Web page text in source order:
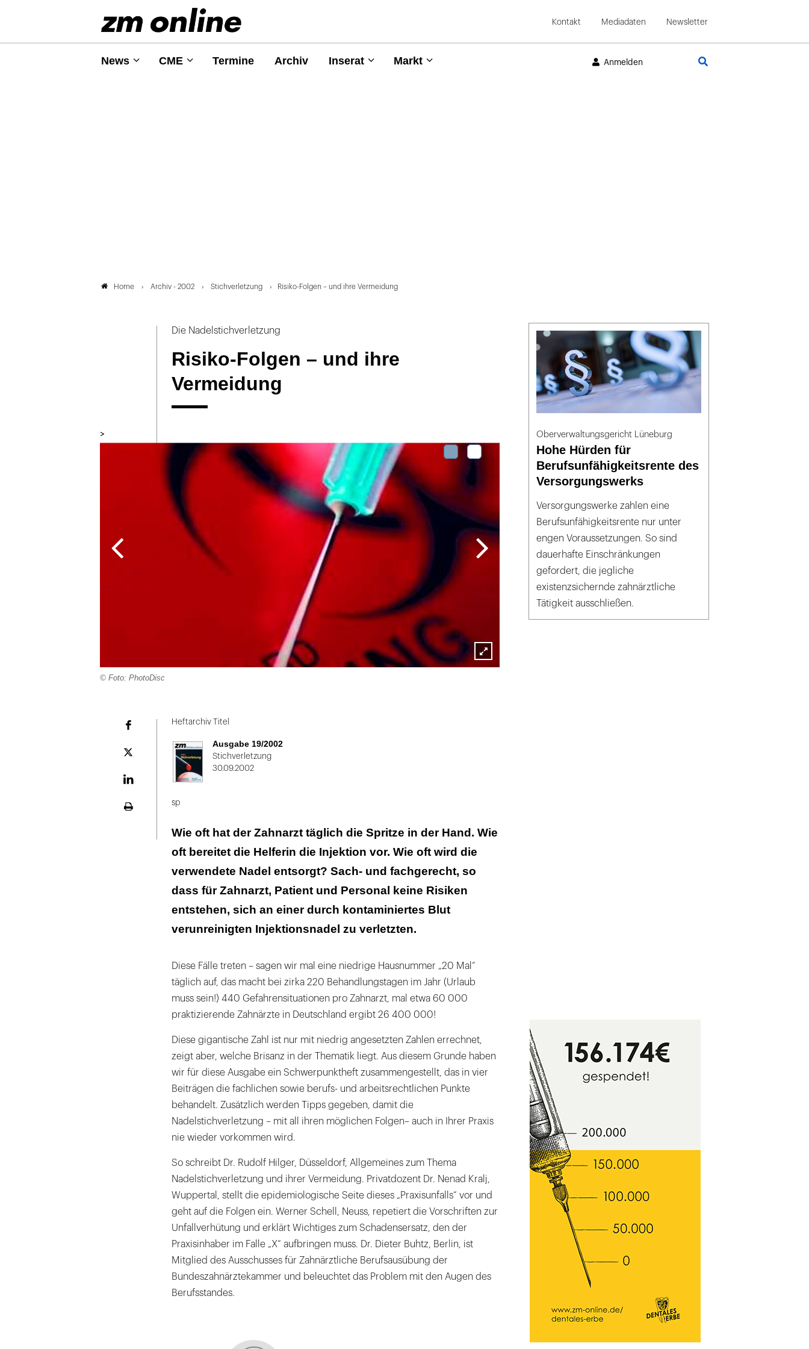
Kontakt Mediadaten Newsletter
News CME Termine Archiv Inserat Markt Anmelden
Home Archiv - 2002 Stichverletzung Risiko-Folgen – und ihre Vermeidung
Die Nadelstichverletzung
Risiko-Folgen – und ihre
Vermeidung
>
Lightbox
© Foto: PhotoDisc
Plattform
Heftarchiv Titel
Ausgabe 19/2002
Stichverletzung
30.09.2002
sp
Wie oft hat der Zahnarzt täglich die Spritze in der Hand. Wie
oft bereitet die Helferin die Injektion vor. Wie oft wird die
verwendete Nadel entsorgt? Sach- und fachgerecht, so
dass für Zahnarzt, Patient und Personal keine Risiken
entstehen, sich an einer durch kontaminiertes Blut
verunreinigten Injektionsnadel zu verletzten.
Diese Fälle treten – sagen wir mal eine niedrige Hausnummer „20 Mal“
täglich auf, das macht bei zirka 220 Behandlungstagen im Jahr (Urlaub
muss sein!) 440 Gefahrensituationen pro Zahnarzt, mal etwa 60 000
praktizierende Zahnärzte in Deutschland ergibt 26 400 000!
Diese gigantische Zahl ist nur mit niedrig angesetzten Zahlen errechnet,
zeigt aber, welche Brisanz in der Thematik liegt. Aus diesem Grunde haben
wir für diese Ausgabe ein Schwerpunktheft zusammengestellt, das in vier
Beiträgen die fachlichen sowie berufs- und arbeitsrechtlichen Punkte
behandelt. Zusätzlich werden Tipps gegeben, damit die
Nadelstichverletzung – mit all ihren möglichen Folgen– auch in Ihrer Praxis
nie wieder vorkommen wird.
So schreibt Dr. Rudolf Hilger, Düsseldorf, Allgemeines zum Thema
Nadelstichverletzung und ihrer Vermeidung. Privatdozent Dr. Nenad Kralj,
Wuppertal, stellt die epidemiologische Seite dieses „Praxisunfalls“ vor und
geht auf die Folgen ein. Werner Schell, Neuss, repetiert die Vorschriften zur
Unfallverhütung und erklärt Wichtiges zum Schadensersatz, den der
Praxisinhaber im Falle „X“ aufbringen muss. Dr. Dieter Buhtz, Berlin, ist
Mitglied des Ausschusses für Zahnärztliche Berufsausübung der
Bundeszahnärztekammer und beleuchtet das Problem mit den Augen des
Berufsstandes.
Oberverwaltungsgericht Lüneburg
Hohe Hürden für
Berufsunfähigkeitsrente des
Versorgungswerks
Versorgungswerke zahlen eine
Berufsunfähigkeitsrente nur unter
engen Voraussetzungen. So sind
dauerhafte Einschränkungen
gefordert, die jegliche
existenzsichernde zahnärztliche
Tätigkeit ausschließen.